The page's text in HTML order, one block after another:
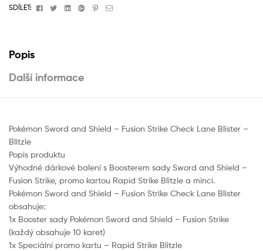
SDÍLET:
FacebookTwitterLinkedinGoogle+Pinterest
Email
Popis
Další informace
Pokémon Sword and Shield – Fusion Strike Check Lane Blister –
Blitzle
Popis produktu
Výhodné dárkové balení s Boosterem sady Sword and Shield –
Fusion Strike, promo kartou Rapid Strike Blitzle a mincí.
Pokémon Sword and Shield – Fusion Strike Check Lane Blister
obsahuje:
1x Booster sady Pokémon Sword and Shield – Fusion Strike
(každý obsahuje 10 karet)
1x Speciální promo kartu – Rapid Strike Blitzle